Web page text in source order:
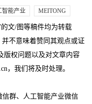
智能产业 MEITONG
文/图等稿件均为转载
不意味着赞同其观点或证
版权问题以及对文章内容
，我们将及时处理。
群、人工智能产业微信